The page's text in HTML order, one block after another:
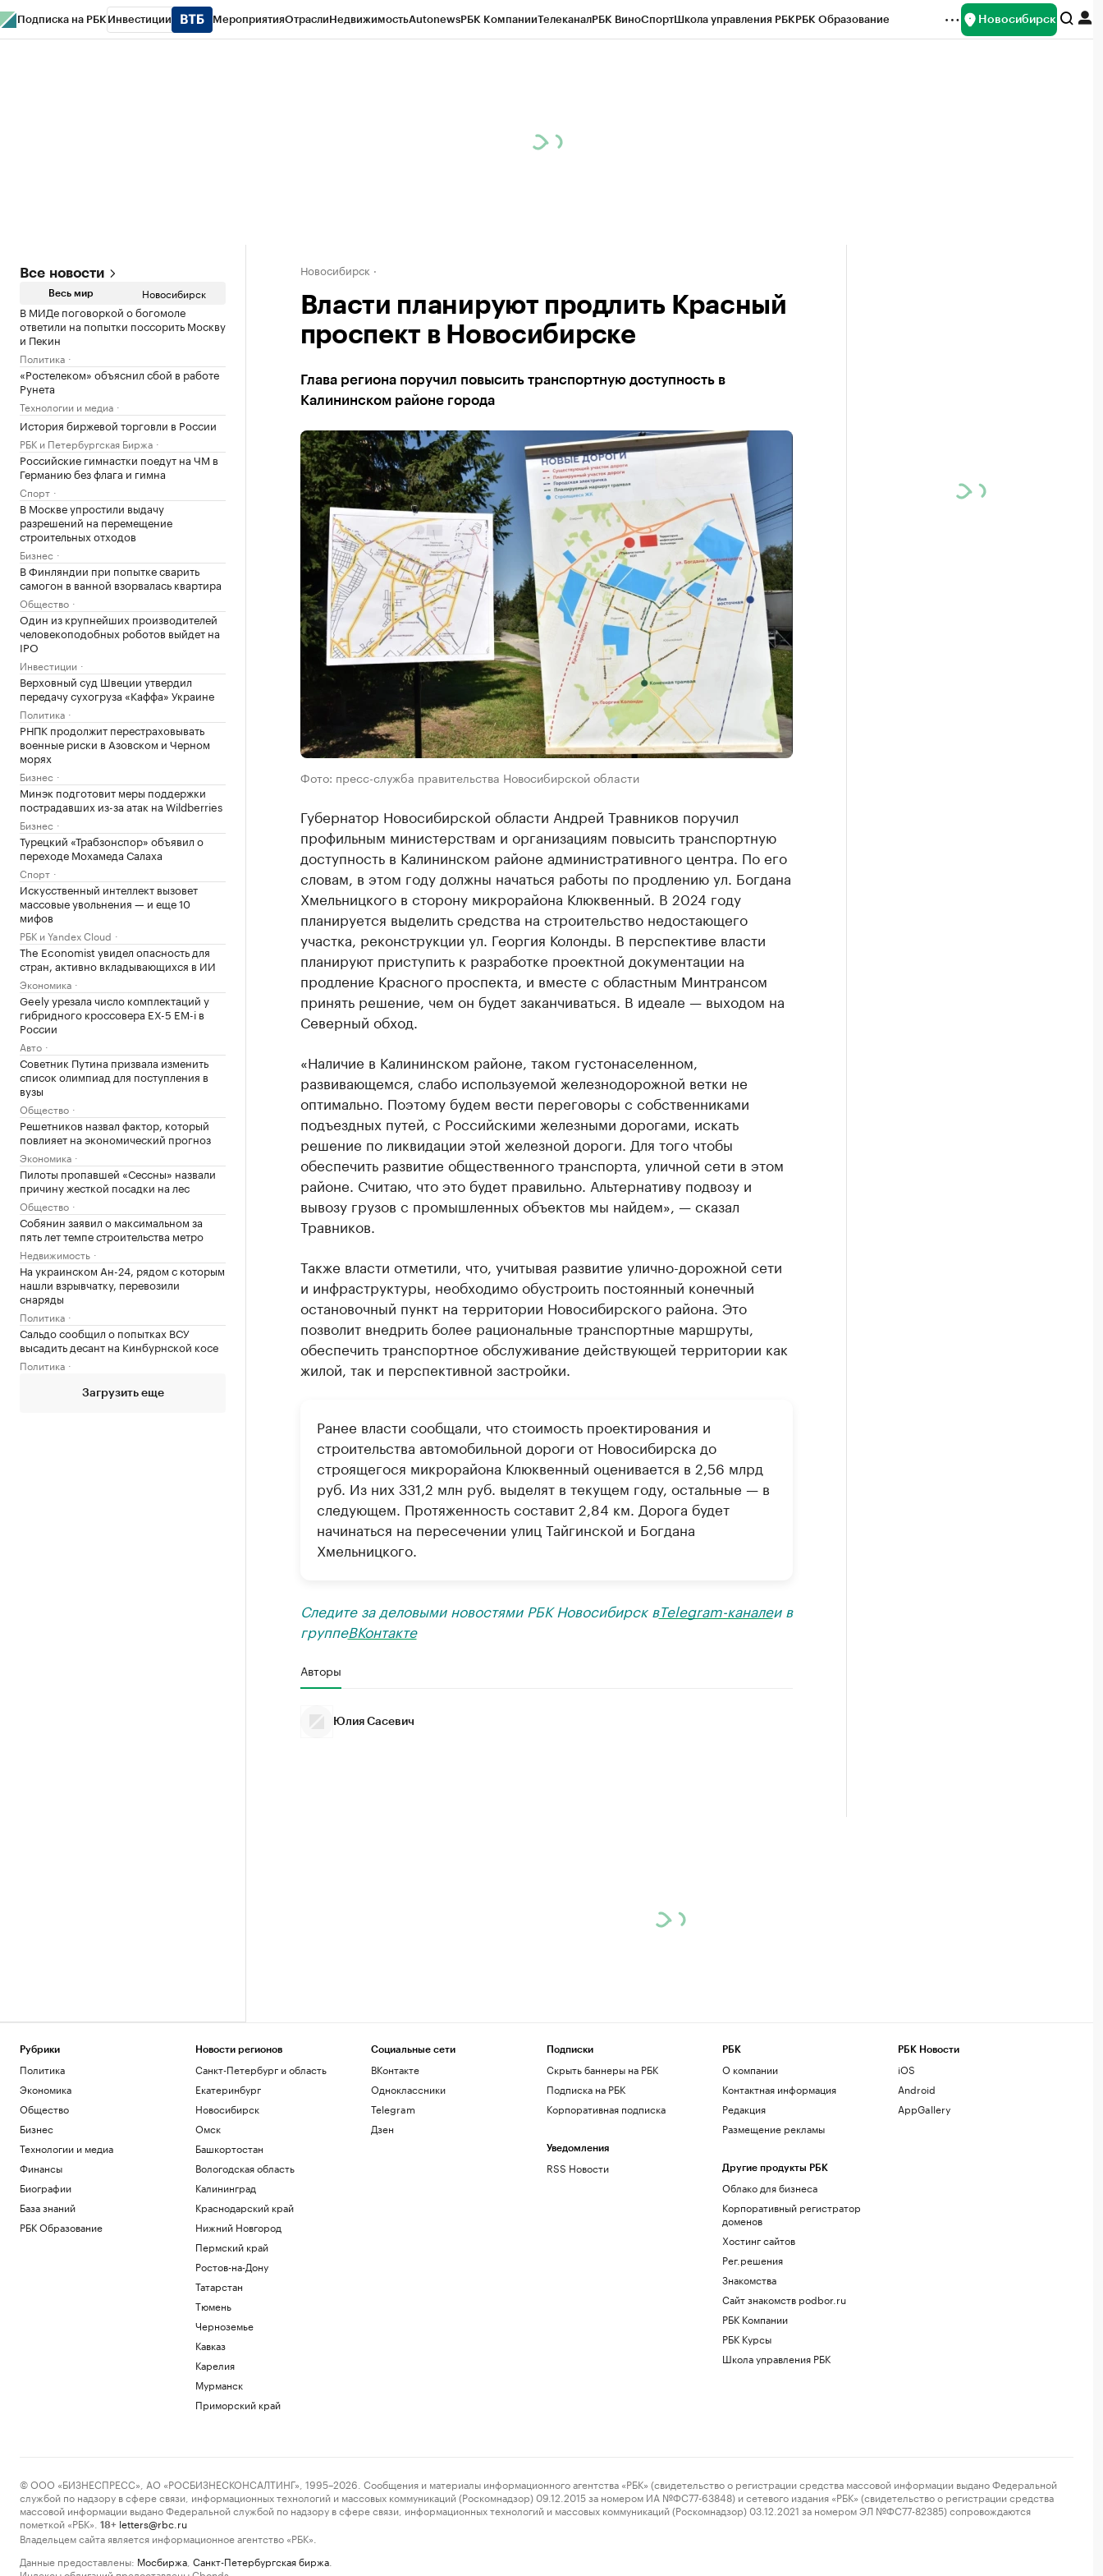
Подписка на РБК Инвестиции МероприятияОтраслиНедвижимостьAutonewsРБК КомпанииТелеканалРБК ВиноСпортШкола управления РБКРБК Образование Новосибирск
Все новости
Весь мир Новосибирск
В МИДе поговоркой о богомоле
ответили на попытки поссорить Москву
и Пекин
Политика
«Ростелеком» объяснил сбой в работе
Рунета
Технологии и медиа
История биржевой торговли в России
РБК и Петербургская Биржа
Российские гимнастки поедут на ЧМ в
Германию без флага и гимна
Спорт
В Москве упростили выдачу
разрешений на перемещение
строительных отходов
Бизнес
В Финляндии при попытке сварить
самогон в ванной взорвалась квартира
Общество
Один из крупнейших производителей
человекоподобных роботов выйдет на
IPO
Инвестиции
Верховный суд Швеции утвердил
передачу сухогруза «Каффа» Украине
Политика
РНПК продолжит перестраховывать
военные риски в Азовском и Черном
морях
Бизнес
Минэк подготовит меры поддержки
пострадавших из-за атак на Wildberries
Бизнес
Турецкий «Трабзонспор» объявил о
переходе Мохамеда Салаха
Спорт
Искусственный интеллект вызовет
массовые увольнения — и еще 10
мифов
РБК и Yandex Cloud
The Economist увидел опасность для
стран, активно вкладывающихся в ИИ
Экономика
Geely урезала число комплектаций у
гибридного кроссовера EX-5 EM-i в
России
Авто
Советник Путина призвала изменить
список олимпиад для поступления в
вузы
Общество
Решетников назвал фактор, который
повлияет на экономический прогноз
Экономика
Пилоты пропавшей «Сессны» назвали
причину жесткой посадки на лес
Общество
Собянин заявил о максимальном за
пять лет темпе строительства метро
Недвижимость
На украинском Ан-24, рядом с которым
нашли взрывчатку, перевозили
снаряды
Политика
Сальдо сообщил о попытках ВСУ
высадить десант на Кинбурнской косе
Политика
Загрузить еще
Новосибирск
Власти планируют продлить Красный
проспект в Новосибирске
Глава региона поручил повысить транспортную доступность в
Калининском районе города
Фото: пресс-служба правительства Новосибирской области
Губернатор Новосибирской области Андрей Травников поручил
профильным министерствам и организациям повысить транспортную
доступность в Калининском районе административного центра. По его
словам, в этом году должны начаться работы по продлению ул. Богдана
Хмельницкого в сторону микрорайона Клюквенный. В 2024 году
планируется выделить средства на строительство недостающего
участка, реконструкции ул. Георгия Колонды. В перспективе власти
планируют приступить к разработке проектной документации на
продление Красного проспекта, и вместе с областным Минтрансом
принять решение, чем он будет заканчиваться. В идеале — выходом на
Северный обход.
«Наличие в Калининском районе, таком густонаселенном,
развивающемся, слабо используемой железнодорожной ветки не
оптимально. Поэтому будем вести переговоры с собственниками
подъездных путей, с Российскими железными дорогами, искать
решение по ликвидации этой железной дороги. Для того чтобы
обеспечить развитие общественного транспорта, уличной сети в этом
районе. Считаю, что это будет правильно. Альтернативу подвозу и
вывозу грузов с промышленных объектов мы найдем», — сказал
Травников.
Также власти отметили, что, учитывая развитие улично-дорожной сети
и инфраструктуры, необходимо обустроить постоянный конечный
остановочный пункт на территории Новосибирского района. Это
позволит внедрить более рациональные транспортные маршруты,
обеспечить транспортное обслуживание действующей территории как
жилой, так и перспективной застройки.
Ранее власти сообщали, что стоимость проектирования и
строительства автомобильной дороги от Новосибирска до
строящегося микрорайона Клюквенный оценивается в 2,56 млрд
руб. Из них 331,2 млн руб. выделят в текущем году, остальные — в
следующем. Протяженность составит 2,84 км. Дорога будет
начинаться на пересечении улиц Тайгинской и Богдана
Хмельницкого.
Следите за деловыми новостями РБК Новосибирск вTelegram-каналеи в
группеВКонтакте
Авторы
Юлия Сасевич
Рубрики
Политика
Экономика
Общество
Бизнес
Технологии и медиа
Финансы
Биографии
База знаний
РБК Образование
Новости регионов
Санкт-Петербург и область
Екатеринбург
Новосибирск
Омск
Башкортостан
Вологодская область
Калининград
Краснодарский край
Нижний Новгород
Пермский край
Ростов-на-Дону
Татарстан
Тюмень
Черноземье
Кавказ
Карелия
Мурманск
Приморский край
Социальные сети
ВКонтакте
Одноклассники
Telegram
Дзен
Подписки
Скрыть баннеры на РБК
Подписка на РБК
Корпоративная подписка
Уведомления
RSS Новости
РБК
О компании
Контактная информация
Редакция
Размещение рекламы
Другие продукты РБК
Облако для бизнеса
Корпоративный регистратор
доменов
Хостинг сайтов
Рег.решения
Знакомства
Сайт знакомств podbor.ru
РБК Компании
РБК Курсы
Школа управления РБК
РБК Новости
iOS
Android
AppGallery
© ООО «БИЗНЕСПРЕСС», АО «РОСБИЗНЕСКОНСАЛТИНГ», 1995–2026. Сообщения и материалы информационного агентства «РБК» (свидетельство о регистрации средства массовой информации выдано Федеральной
службой по надзору в сфере связи, информационных технологий и массовых коммуникаций (Роскомнадзор) 09.12.2015 за номером ИА №ФС77-63848) и сетевого издания «РБК» (свидетельство о регистрации средства
массовой информации выдано Федеральной службой по надзору в сфере связи, информационных технологий и массовых коммуникаций (Роскомнадзор) 03.12.2021 за номером ЭЛ №ФС77-82385) сопровождаются
пометкой «РБК».
18+ letters@rbc.ru
Владельцем сайта является информационное агентство «РБК».
Данные предоставлены: Мосбиржа Санкт-Петербургская биржа